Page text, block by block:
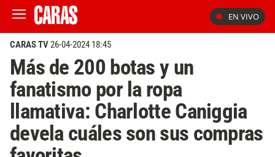
EN VIVO
CARAS TV26-04-2024 18:45
Más de 200 botas y un
fanatismo por la ropa
llamativa: Charlotte Caniggia
devela cuáles son sus compras